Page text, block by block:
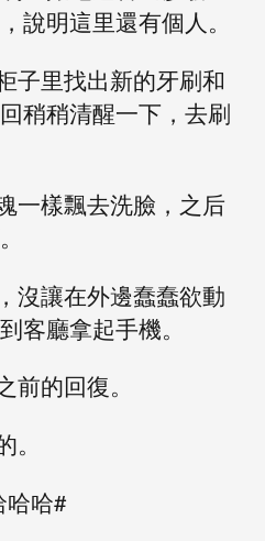
說明這里還有個人。
子里找出新的牙刷和
稍稍清醒一下，去刷
一樣飄去洗臉，之后
沒讓在外邊蠢蠢欲動
客廳拿起手機。
的回復。
哈哈#